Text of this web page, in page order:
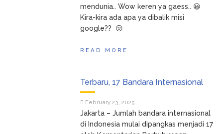
mendunia.. Wow keren ya gaess.. 😀
Kira-kira ada apa ya dibalik misi
google?? 😛
READ MORE
Terbaru, 17 Bandara Internasional
February 23, 2025
Jakarta – Jumlah bandara internasional
di Indonesia mulai dipangkas menjadi 17